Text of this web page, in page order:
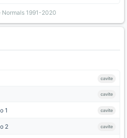
1991-2020
cavite
cavite
1 cavite
2 cavite